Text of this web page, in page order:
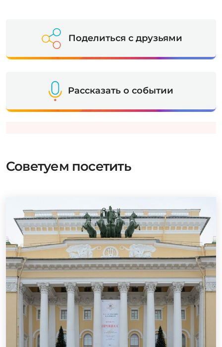
Поделиться с друзьями
Рассказать о событии
Советуем посетить